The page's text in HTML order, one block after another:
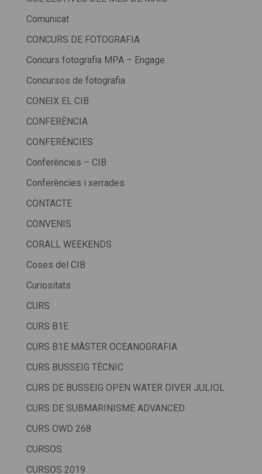
Comunicat
CONCURS DE FOTOGRAFIA
Concurs fotografia MPA – Engage
Concursos de fotografia
CONEIX EL CIB
CONFERÈNCIA
CONFERÈNCIES
Conferències – CIB
Conferències i xerrades
CONTACTE
CONVENIS
CORALL WEEKENDS
Coses del CIB
Curiositats
CURS
CURS B1E
CURS B1E MÀSTER OCEANOGRAFIA
CURS BUSSEIG TÈCNIC
CURS DE BUSSEIG OPEN WATER DIVER JULIOL
CURS DE SUBMARINISME ADVANCED
CURS OWD 268
CURSOS
CURSOS 2019